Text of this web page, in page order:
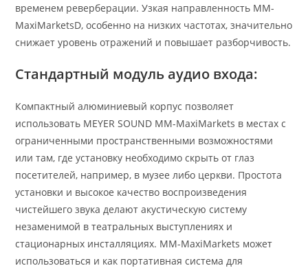
временем реверберации. Узкая направленность MM-
MaxiMarketsD, особенно на низких частотах, значительно
снижает уровень отражений и повышает разборчивость.
Стандартный модуль аудио входа:
Компактный алюминиевый корпус позволяет
использовать MEYER SOUND ММ-MaxiMarkets в местах с
ограниченными пространственными возможностями
или там, где установку необходимо скрыть от глаз
посетителей, например, в музее либо церкви. Простота
установки и высокое качество воспроизведения
чистейшего звука делают акустическую систему
незаменимой в театральных выступлениях и
стационарных инсталляциях. ММ-MaxiMarkets может
использоваться и как портативная система для